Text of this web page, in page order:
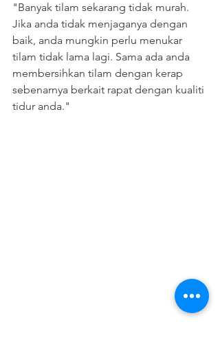
"Banyak tilam sekarang tidak murah.
Jika anda tidak menjaganya dengan
baik, anda mungkin perlu menukar
tilam tidak lama lagi. Sama ada anda
membersihkan tilam dengan kerap
sebenarnya berkait rapat dengan kualiti
tidur anda."